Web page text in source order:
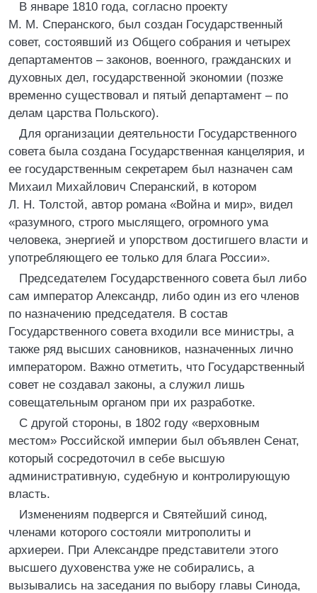
В январе 1810 года, согласно проекту
М. М. Сперанского, был создан Государственный
совет, состоявший из Общего собрания и четырех
департаментов – законов, военного, гражданских и
духовных дел, государственной экономии (позже
временно существовал и пятый департамент – по
делам царства Польского).
Для организации деятельности Государственного
совета была создана Государственная канцелярия, и
ее государственным секретарем был назначен сам
Михаил Михайлович Сперанский, в котором
Л. Н. Толстой, автор романа «Война и мир», видел
«разумного, строго мыслящего, огромного ума
человека, энергией и упорством достигшего власти и
употребляющего ее только для блага России».
Председателем Государственного совета был либо
сам император Александр, либо один из его членов
по назначению председателя. В состав
Государственного совета входили все министры, а
также ряд высших сановников, назначенных лично
императором. Важно отметить, что Государственный
совет не создавал законы, а служил лишь
совещательным органом при их разработке.
С другой стороны, в 1802 году «верховным
местом» Российской империи был объявлен Сенат,
который сосредоточил в себе высшую
административную, судебную и контролирующую
власть.
Изменениям подвергся и Святейший синод,
членами которого состояли митрополиты и
архиереи. При Александре представители этого
высшего духовенства уже не собирались, а
вызывались на заседания по выбору главы Синода,